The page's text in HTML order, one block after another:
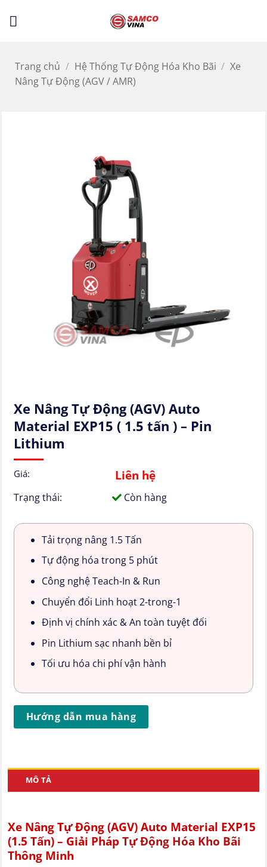
qua
Trang chủ / Hệ Thống Tự Động Hóa Kho Bãi / Xe
Nâng Tự Động (AGV / AMR)
Xe Nâng Tự Động (AGV) Auto
Material EXP15 ( 1.5 tấn ) – Pin
Lithium
Giá: Liên hệ
Trạng thái: Còn hàng
Tải trọng nâng 1.5 Tấn
Tự động hóa trong 5 phút
Công nghệ Teach-In & Run
Chuyển đổi Linh hoạt 2-trong-1
Định vị chính xác & An toàn tuyệt đối
Pin Lithium sạc nhanh bền bỉ
Tối ưu hóa chi phí vận hành
Hướng dẫn mua hàng
MÔ TẢ
Xe Nâng Tự Động (AGV) Auto Material EXP15
(1.5 Tấn) – Giải PhápTự Động Hóa Kho Bãi
Thông Minh